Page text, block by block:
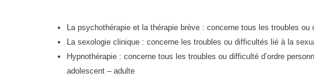
La psychothérapie et la thérapie brève : concerne tous les troubles
La sexologie clinique : concerne les troubles ou difficultés lié à la
Hypnothérapie : concerne tous les troubles ou difficulté d’ordre
adolescent – adulte